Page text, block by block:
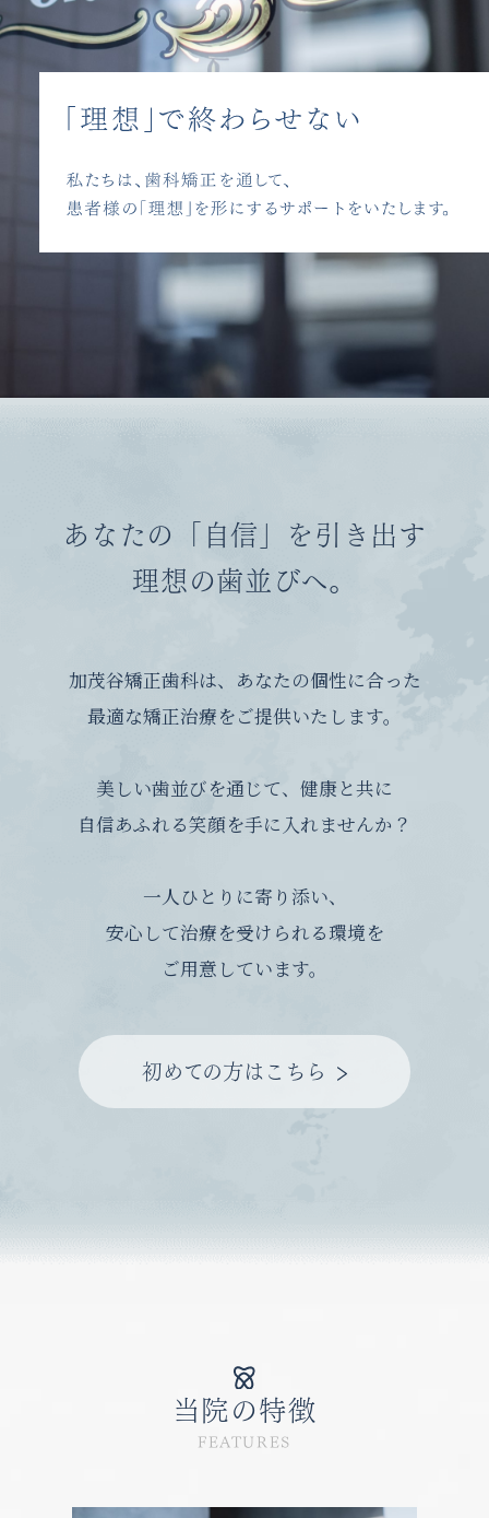
あなたの「自信」を引き出す
理想の歯並びへ。
加茂谷矯正歯科は、あなたの個性に合った
最適な矯正治療をご提供いたします。
美しい歯並びを通じて、健康と共に
自信あふれる笑顔を手に入れませんか？
一人ひとりに寄り添い、
安心して治療を受けられる環境を
ご用意しています。
初めての方はこちら
当院の特徴
FEATURES